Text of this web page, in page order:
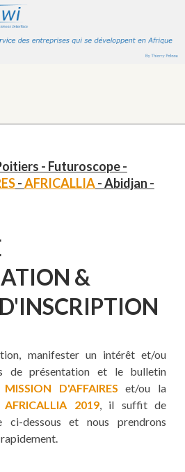
- Futuroscope -
-AFRICALLIA- Abidjan -
&
manifester un intérêt et/ou
de présentation et le bulletin
MISSION D'AFFAIRES et/ou la
AFRICALLIA 2019, il suffit de
dessous et nous prendrons